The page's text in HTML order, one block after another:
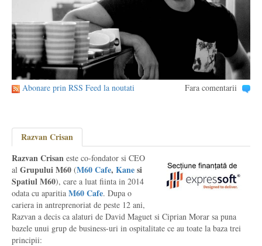
Abonare prin RSS Feed la noutati Fara comentarii
Razvan Crisan
Razvan Crisan este co-fondator si CEO
al Grupului M60 (M60 Cafe, Kanesi
Spatiul M60), care a luat fiinta in 2014
odata cu aparitia M60 Cafe. Dupa o
cariera in antreprenoriat de peste 12 ani,
Razvan a decis ca alaturi de David Maguet si Ciprian Morar sa puna
bazele unui grup de business-uri in ospitalitate ce au toate la baza trei
principii: